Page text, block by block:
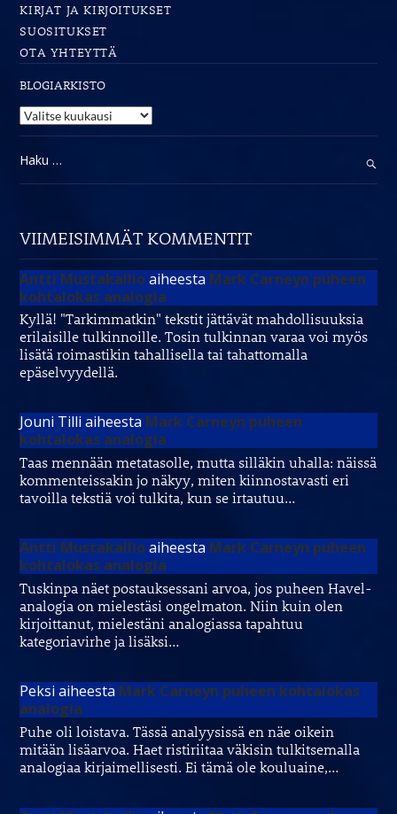
KIRJAT JA KIRJOITUKSET
SUOSITUKSET
OTA YHTEYTTÄ
BLOGIARKISTO
Blogiarkisto
Haku:
VIIMEISIMMÄT KOMMENTIT
Antti Mustakallioaiheesta Mark Carneyn puheen
kohtalokas analogia
Kyllä! "Tarkimmatkin" tekstit jättävät mahdollisuuksia
erilaisille tulkinnoille. Tosin tulkinnan varaa voi myös
lisätä roimastikin tahallisella tai tahattomalla
epäselvyydellä.
Jouni Tilli aiheesta Mark Carneyn puheen
kohtalokas analogia
Taas mennään metatasolle, mutta silläkin uhalla: näissä
kommenteissakin jo näkyy, miten kiinnostavasti eri
tavoilla tekstiä voi tulkita, kun se irtautuu…
Antti Mustakallioaiheesta Mark Carneyn puheen
kohtalokas analogia
Tuskinpa näet postauksessani arvoa, jos puheen Havel-
analogia on mielestäsi ongelmaton. Niin kuin olen
kirjoittanut, mielestäni analogiassa tapahtuu
kategoriavirhe ja lisäksi…
Peksi aiheesta Mark Carneyn puheen kohtalokas
analogia
Puhe oli loistava. Tässä analyysissä en näe oikein
mitään lisäarvoa. Haet ristiriitaa väkisin tulkitsemalla
analogiaa kirjaimellisesti. Ei tämä ole kouluaine,…